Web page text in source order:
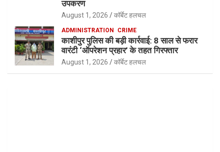
उपकरण
August 1, 2026 कॉर्बेट हलचल
ADMINISTRATION CRIME
काशीपुर पुलिस की बड़ी कार्रवाई: 8 साल से फरार
वारंटी ‘ऑपरेशन प्रहार’ के तहत गिरफ्तार
August 1, 2026 कॉर्बेट हलचल